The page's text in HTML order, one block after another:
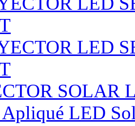
LED
SOLAR
LED